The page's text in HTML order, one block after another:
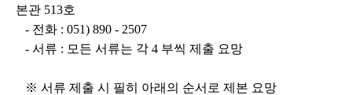
본관 513호
- 전화 : 051) 890 - 2507
- 서류 : 모든 서류는 각 4 부씩 제출 요망
※ 서류 제출 시 필히 아래의 순서로 제본 요망